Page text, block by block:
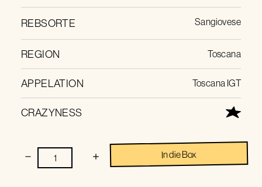
REBSORTE Sangiovese
REGION Toscana
APPELATION Toscana IGT
CRAZYNESS
In die Box